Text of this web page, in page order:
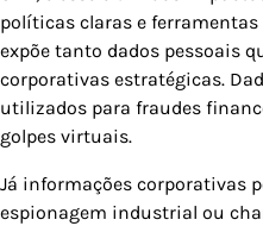
políticas claras e
expõe tanto dados pessoais
corporativas estratégicas.
utilizados para fraudes
golpes virtuais.
Já informações corporativas
espionagem industrial ou